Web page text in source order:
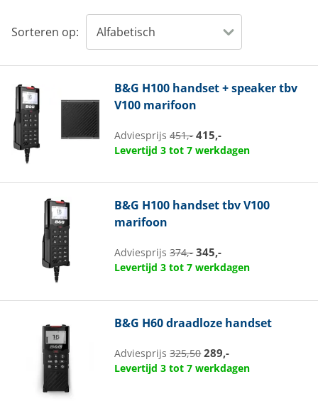
Sorteren op:
B&G H100 handset + speaker tbv
V100 marifoon
Adviesprijs451,- 415,-
Levertijd 3 tot 7 werkdagen
B&G H100 handset tbv V100
marifoon
Adviesprijs374,- 345,-
Levertijd 3 tot 7 werkdagen
B&G H60 draadloze handset
Adviesprijs325,50 289,-
Levertijd 3 tot 7 werkdagen